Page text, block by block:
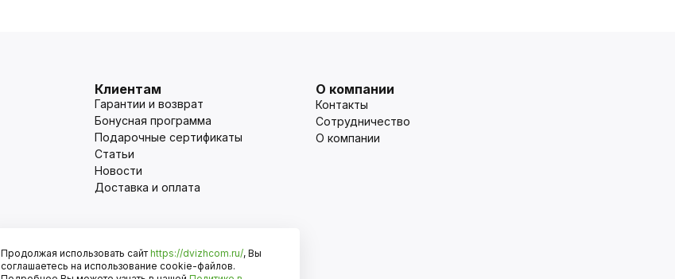
Клиентам
Гарантии и возврат
Бонусная программа
Подарочные сертификаты
Статьи
Новости
Доставка и оплата
О компании
Контакты
Сотрудничество
О компании
Оплата
Продолжая использовать сайт https://dvizhcom.ru/, Вы
соглашаетесь на использование cookie-файлов.